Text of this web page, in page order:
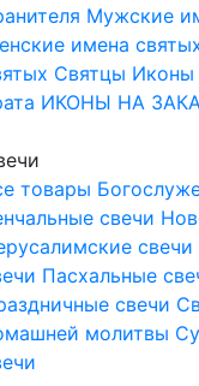
Мужские
имена
Святцы Иконы
ИКОНЫ НА
товары
свечи
свечи
Пасхальные
свечи
молитвы